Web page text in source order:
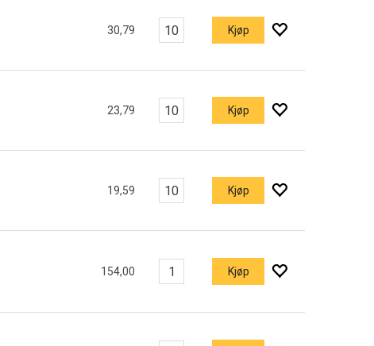
30,79 Kjøp
23,79 Kjøp
19,59 Kjøp
154,00 Kjøp